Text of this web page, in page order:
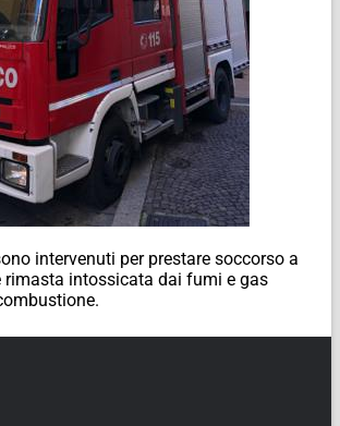
intervenuti per prestare soccorso a
rimasta intossicata dai fumi e gas